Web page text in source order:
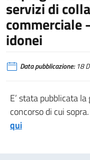
servizi di
commerciale
idonei
Data pubblicazione:18
E’ stata pubblicata
concorso di cui
qui